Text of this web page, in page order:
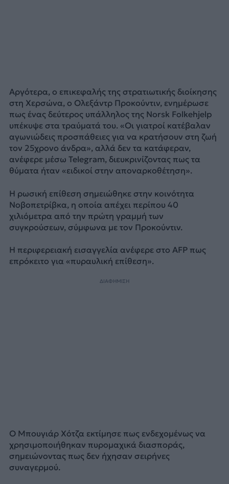
Αργότερα, ο επικεφαλής της στρατιωτικής διοίκησης
στη Χερσώνα, ο Ολεξάντρ Προκούντιν, ενημέρωσε
πως ένας δεύτερος υπάλληλος της Norsk Folkehjelp
υπέκυψε στα τραύματά του. «Οι γιατροί κατέβαλαν
αγωνιώδεις προσπάθειες για να κρατήσουν στη ζωή
τον 25χρονο άνδρα», αλλά δεν τα κατάφεραν,
ανέφερε μέσω Telegram, διευκρινίζοντας πως τα
θύματα ήταν «ειδικοί στην αποναρκοθέτηση».
Η ρωσική επίθεση σημειώθηκε στην κοινότητα
Νοβοπετρίβκα, η οποία απέχει περίπου 40
χιλιόμετρα από την πρώτη γραμμή των
συγκρούσεων, σύμφωνα με τον Προκούντιν.
Η περιφερειακή εισαγγελία ανέφερε στο AFP πως
επρόκειτο για «πυραυλική επίθεση».
ΔΙΑΦΗΜΙΣΗ
Ο Μπουγιάρ Χότζα εκτίμησε πως ενδεχομένως να
χρησιμοποιήθηκαν πυρομαχικά διασποράς,
σημειώνοντας πως δεν ήχησαν σειρήνες
συναγερμού.